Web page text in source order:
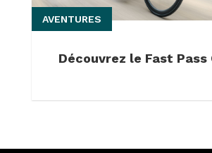
Découvrez le Fast Pass
AVENTURES